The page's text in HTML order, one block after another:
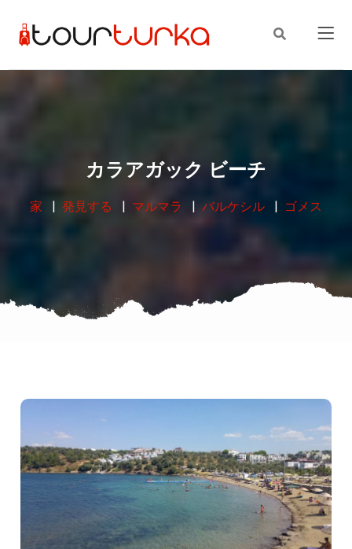
カラアガック ビーチ
家 発見する マルマラ バルケシル ゴメス